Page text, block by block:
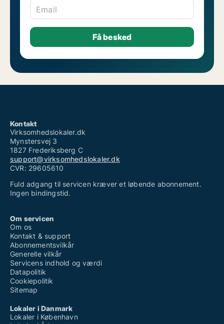
Email
Kontakt
Virksomhedslokaler.dk
Mynstersvej 3
1827 Frederiksberg C
support@virksomhedslokaler.dk
CVR: 29605610
Fuld adgang til servicen kræver et løbende abonnement.
Ingen bindingstid.
Om servicen
Om os
Kontakt & support
Abonnementsvilkår
Generelle vilkår
Servicens indhold og værdi
Datapolitik
Cookiepolitik
Sitemap
Lokaler i Danmark
Lokaler i København